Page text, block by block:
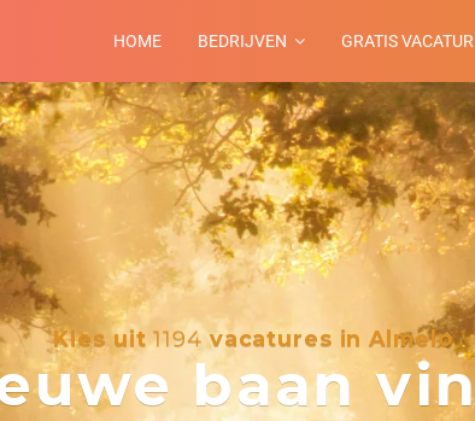
HOME BEDRIJVEN GRATIS
Kies uit1194vacatures in Almelo
baan